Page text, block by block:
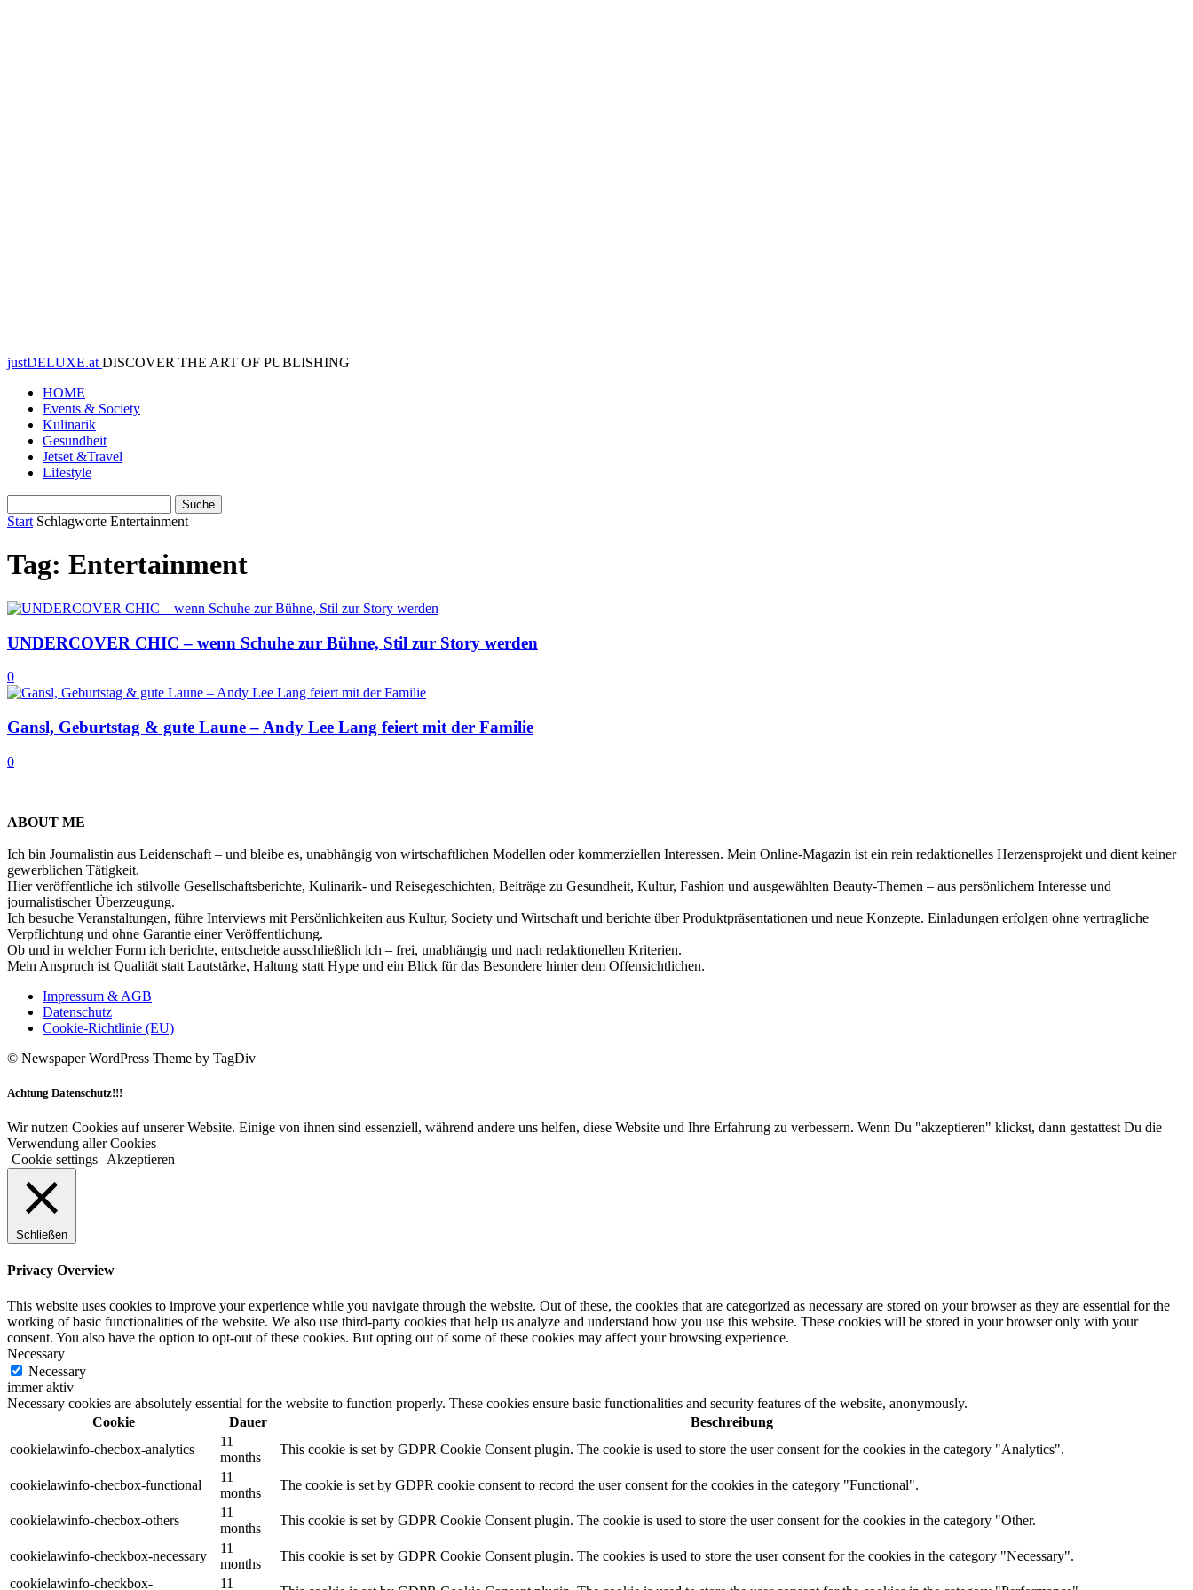
justDELUXE.at DISCOVER THE ART OF PUBLISHING
HOME
Events & Society
Kulinarik
Gesundheit
Jetset &Travel
Lifestyle
Start Schlagworte Entertainment
Tag: Entertainment
UNDERCOVER CHIC – wenn Schuhe zur Bühne, Stil zur Story werden
0
Gansl, Geburtstag & gute Laune – Andy Lee Lang feiert mit der Familie
0
ABOUT ME
Ich bin Journalistin aus Leidenschaft – und bleibe es, unabhängig von wirtschaftlichen Modellen oder kommerziellen Interessen. Mein Online-Magazin ist ein rein redaktionelles Herzensprojekt und dient keiner
gewerblichen Tätigkeit.
Hier veröffentliche ich stilvolle Gesellschaftsberichte, Kulinarik- und Reisegeschichten, Beiträge zu Gesundheit, Kultur, Fashion und ausgewählten Beauty-Themen – aus persönlichem Interesse und
journalistischer Überzeugung.
Ich besuche Veranstaltungen, führe Interviews mit Persönlichkeiten aus Kultur, Society und Wirtschaft und berichte über Produktpräsentationen und neue Konzepte. Einladungen erfolgen ohne vertragliche
Verpflichtung und ohne Garantie einer Veröffentlichung.
Ob und in welcher Form ich berichte, entscheide ausschließlich ich – frei, unabhängig und nach redaktionellen Kriterien.
Mein Anspruch ist Qualität statt Lautstärke, Haltung statt Hype und ein Blick für das Besondere hinter dem Offensichtlichen.
Impressum & AGB
Datenschutz
Cookie-Richtlinie (EU)
© Newspaper WordPress Theme by TagDiv
Achtung Datenschutz!!!
Wir nutzen Cookies auf unserer Website. Einige von ihnen sind essenziell, während andere uns helfen, diese Website und Ihre Erfahrung zu verbessern. Wenn Du "akzeptieren" klickst, dann gestattest Du die
Verwendung aller Cookies
Cookie settings
Akzeptieren
Schließen
Privacy Overview
This website uses cookies to improve your experience while you navigate through the website. Out of these, the cookies that are categorized as necessary are stored on your browser as they are essential for the
working of basic functionalities of the website. We also use third-party cookies that help us analyze and understand how you use this website. These cookies will be stored in your browser only with your
consent. You also have the option to opt-out of these cookies. But opting out of some of these cookies may affect your browsing experience.
Necessary
Necessary
immer aktiv
Necessary cookies are absolutely essential for the website to function properly. These cookies ensure basic functionalities and security features of the website, anonymously.
Cookie
Dauer
Beschreibung
cookielawinfo-checbox-analytics
11
months
This cookie is set by GDPR Cookie Consent plugin. The cookie is used to store the user consent for the cookies in the category "Analytics".
cookielawinfo-checbox-functional
11
months
The cookie is set by GDPR cookie consent to record the user consent for the cookies in the category "Functional".
cookielawinfo-checbox-others
11
months
This cookie is set by GDPR Cookie Consent plugin. The cookie is used to store the user consent for the cookies in the category "Other.
cookielawinfo-checkbox-necessary
11
months
This cookie is set by GDPR Cookie Consent plugin. The cookies is used to store the user consent for the cookies in the category "Necessary".
cookielawinfo-checkbox-
11